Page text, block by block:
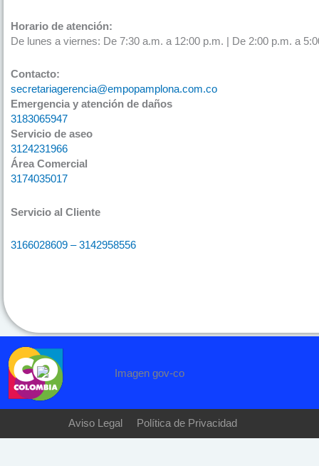
Horario de atención:
De lunes a viernes: De 7:30 a.m. a 12:00 p.m. | De 2:00 p.m. a
Contacto:
secretariagerencia@empopamplona.com.co
Emergencia y atención de daños
3183065947
Servicio de aseo
3124231966
Área Comercial
3174035017
Servicio al Cliente
3166028609 – 3142958556
Aviso Legal Política de Privacidad